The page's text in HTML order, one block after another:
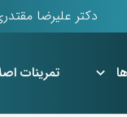
دکتر علیرضا
تمرینات